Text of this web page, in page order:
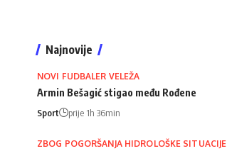
Najnovije
NOVI FUDBALER VELEŽA
Armin Bešagić stigao među Rođene
Sport prije 1h 36min
ZBOG POGORŠANJA HIDROLOŠKE SITUACIJE